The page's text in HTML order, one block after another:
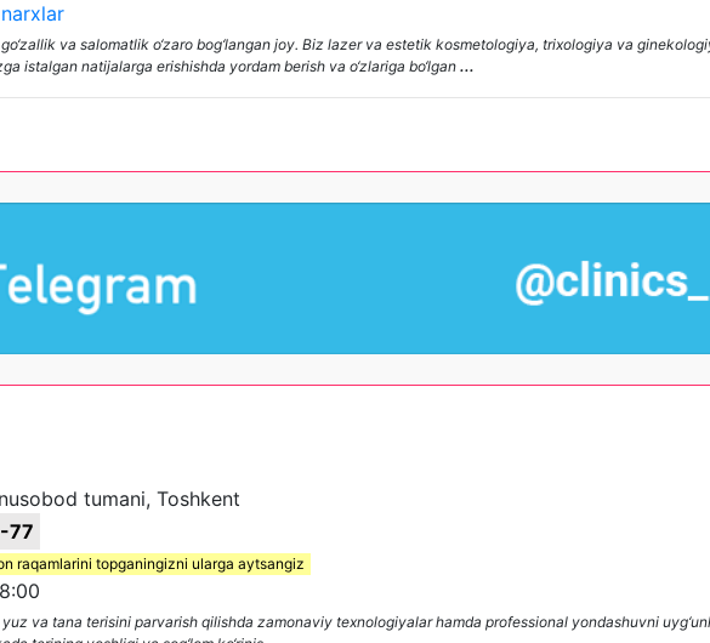
va salomatlik o‘zaro bog‘langan joy. Biz lazer va estetik kosmetologiya, trixologiya va
istalgan natijalarga erishishda yordam berish va o‘zlariga bo‘lgan ...
tumani, Toshkent
77
raqamlarini topganingizni ularga aytsangiz
va tana terisini parvarish qilishda zamonaviy texnologiyalar hamda professional yondashuvni